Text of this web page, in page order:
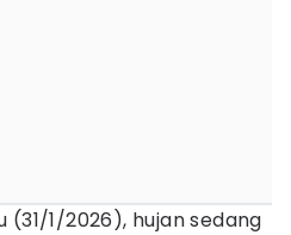
(31/1/2026), hujan sedang